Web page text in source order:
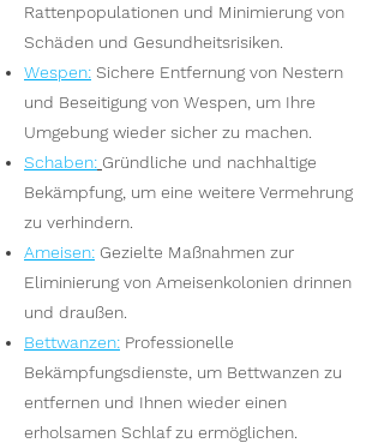
Rattenpopulationen und Minimierung von
Schäden und Gesundheitsrisiken.
Wespen: Sichere Entfernung von Nestern
und Beseitigung von Wespen, um Ihre
Umgebung wieder sicher zu machen.
Schaben: Gründliche und nachhaltige
Bekämpfung, um eine weitere Vermehrung
zu verhindern.
Ameisen: Gezielte Maßnahmen zur
Eliminierung von Ameisenkolonien drinnen
und draußen.
Bettwanzen: Professionelle
Bekämpfungsdienste, um Bettwanzen zu
entfernen und Ihnen wieder einen
erholsamen Schlaf zu ermöglichen.